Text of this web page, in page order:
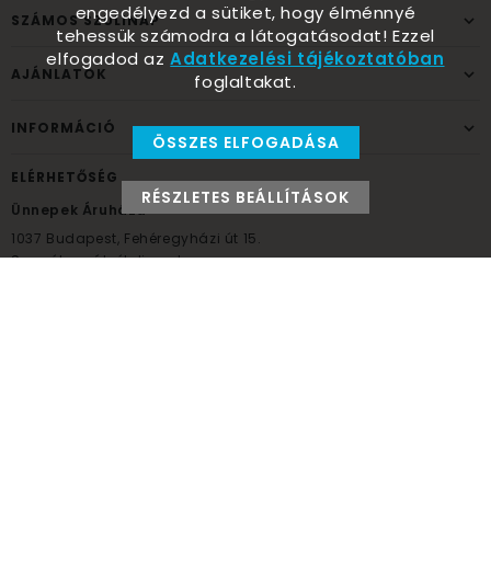
SZÁMOS SZÜLINAP
AJÁNLATOK
INFORMÁCIÓ
ELÉRHETŐSÉG
Ünnepek Áruháza
1037 Budapest, Fehéregyházi út 15.
Személyes átvételi pont
engedélyezd a sütiket, hogy élménnyé
tehessük számodra a látogatásodat! Ezzel
elfogadod azAdatkezelési tájékoztatóban
foglaltakat.
ÖSSZES ELFOGADÁSA
RÉSZLETES BEÁLLÍTÁSOK